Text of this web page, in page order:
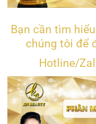
Bạn cần tìm
chúng tôi để
Hotline/